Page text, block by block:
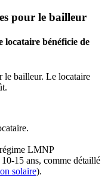
pour le bailleur
bénéficie de
le bailleur. Le locataire
LMNP
15 ans, comme détaillé
solaire).